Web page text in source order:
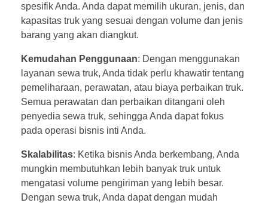
spesifik Anda. Anda dapat memilih ukuran, jenis, dan
kapasitas truk yang sesuai dengan volume dan jenis
barang yang akan diangkut.
Kemudahan Penggunaan: Dengan menggunakan
layanan sewa truk, Anda tidak perlu khawatir tentang
pemeliharaan, perawatan, atau biaya perbaikan truk.
Semua perawatan dan perbaikan ditangani oleh
penyedia sewa truk, sehingga Anda dapat fokus
pada operasi bisnis inti Anda.
Skalabilitas: Ketika bisnis Anda berkembang, Anda
mungkin membutuhkan lebih banyak truk untuk
mengatasi volume pengiriman yang lebih besar.
Dengan sewa truk, Anda dapat dengan mudah